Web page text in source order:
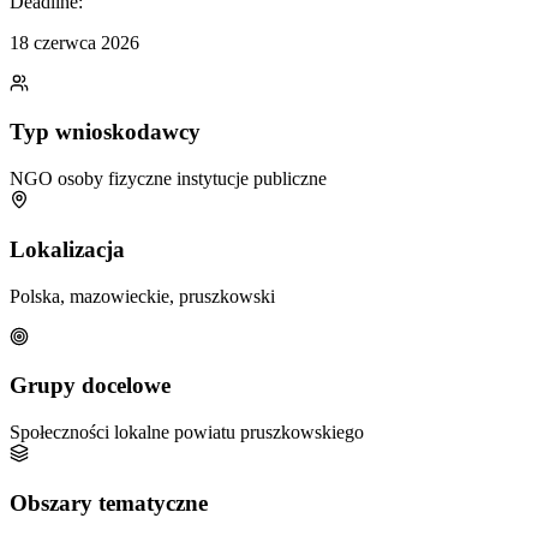
18 czerwca 2026
Typ wnioskodawcy
NGO osoby fizyczne instytucje publiczne
Lokalizacja
Polska, mazowieckie, pruszkowski
Grupy docelowe
Społeczności lokalne powiatu pruszkowskiego
Obszary tematyczne